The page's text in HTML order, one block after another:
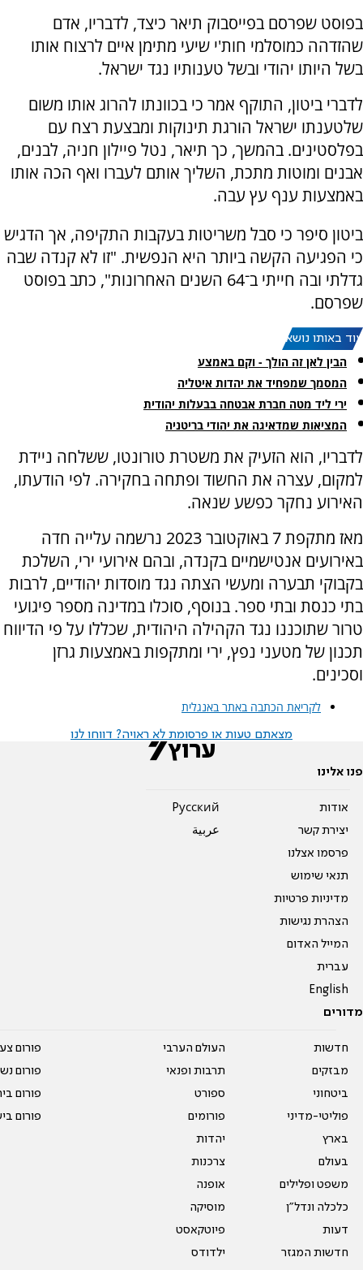
בפוסט שפרסם בפייסבוק תיאר כיצד, לדבריו, אדם
שהזדהה כמוסלמי חות'י שיעי מתימן איים לרצוח אותו
בשל היותו יהודי ובשל טענותיו נגד ישראל.
לדברי ביטון, התוקף אמר כי בכוונתו להרוג אותו משום
שלטענתו ישראל הורגת תינוקות ומבצעת רצח עם
בפלסטינים. בהמשך, כך תיאר, נטל פיילון חניה, לבנים,
אבנים ומוטות מתכת, השליך אותם לעברו ואף הכה אותו
באמצעות ענף עץ עבה.
ביטון סיפר כי סבל משריטות בעקבות התקיפה, אך הדגיש
כי הפגיעה הקשה ביותר היא הנפשית. "זו לא קנדה שבה
גדלתי ובה חייתי ב־64 השנים האחרונות", כתב בפוסט
שפרסם.
עוד באותו נושא:
הבין לאן זה הולך - וקם באמצע
המסמך שמפחיד את יהדות איטליה
ירי ליד מטה חברת אבטחה בבעלות יהודית
המציאות שמדאיגה את יהודי בריטניה
לדבריו, הוא הזעיק את משטרת טורונטו, ששלחה ניידת
למקום, עצרה את החשוד ופתחה בחקירה. לפי הודעתו,
האירוע נחקר כפשע שנאה.
מאז מתקפת 7 באוקטובר 2023 נרשמה עלייה חדה
באירועים אנטישמיים בקנדה, ובהם אירועי ירי, השלכת
בקבוקי תבערה ומעשי הצתה נגד מוסדות יהודיים, לרבות
בתי כנסת ובתי ספר. בנוסף, סוכלו במדינה מספר פיגועי
טרור שתוכננו נגד הקהילה היהודית, שכללו על פי הדיווח
תכנון של מטעני נפץ, ירי ומתקפות באמצעות גרזן
וסכינים.
לקריאת הכתבה באתר באנגלית
מצאתם טעות או פרסומת לא ראויה? דווחו לנו
פנו אלינו
אודות
יצירת קשר
פרסמו אצלנו
תנאי שימוש
מדיניות פרטיות
הצהרת נגישות
המייל האדום
עברית
English
Pусский
عربية
מדורים
חדשות
מבזקים
ביטחוני
פוליטי-מדיני
בארץ
בעולם
משפט ופלילים
כלכלה ונדל"ן
דעות
חדשות המגזר
העולם הערבי
תרבות ופנאי
ספורט
פורומים
יהדות
צרכנות
אופנה
מוסיקה
פיוטקאסט
ילדודס
פורום
פורום
פורום
פורום